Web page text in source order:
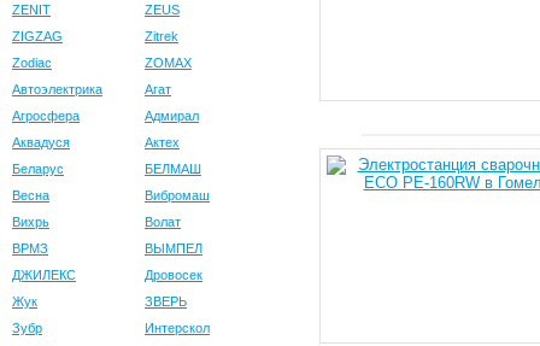
ZENIT
ZEUS
ZIGZAG
Zitrek
Zodiac
ZOMAX
Автоэлектрика
Агат
Агросфера
Адмирал
Аквадуся
Актех
Беларус
БЕЛМАШ
Весна
Вибромаш
Вихрь
Волат
ВРМЗ
ВЫМПЕЛ
ДЖИЛЕКС
Дровосек
Жук
ЗВЕРЬ
Зубр
Интерскол